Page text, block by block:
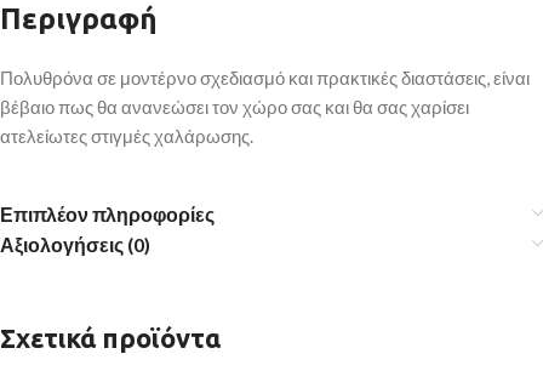
Περιγραφή
Πολυθρόνα σε μοντέρνο σχεδιασμό και πρακτικές διαστάσεις, είναι
βέβαιο πως θα ανανεώσει τον χώρο σας και θα σας χαρίσει
ατελείωτες στιγμές χαλάρωσης.
Επιπλέον πληροφορίες
Αξιολογήσεις (0)
Σχετικά προϊόντα